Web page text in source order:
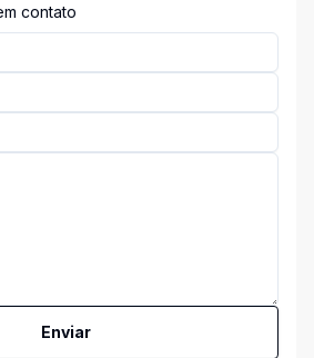
contato
Enviar